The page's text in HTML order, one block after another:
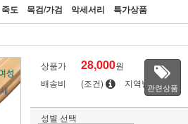
죽도 목검/가검 악세서리
특가상품
상품가 28,000원
배송비
(조건) 지역별관련상품
성별 선택